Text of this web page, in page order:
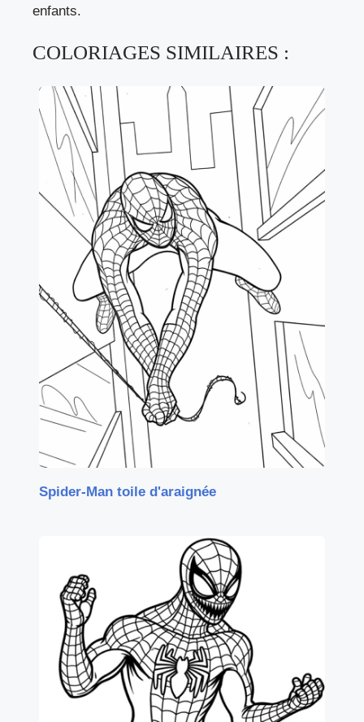
enfants.
COLORIAGES SIMILAIRES :
Spider-Man toile d'araignée